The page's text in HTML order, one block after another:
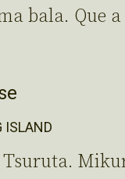
bala. Que
ISLAND